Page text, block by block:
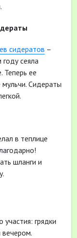
сидератов –
сеяла
Теперь ее
мульчи. Сидераты
в теплице
шланги и
грядки
вечером.